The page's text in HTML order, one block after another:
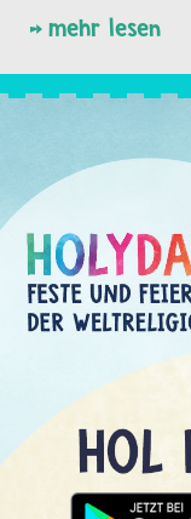
mehr lesen